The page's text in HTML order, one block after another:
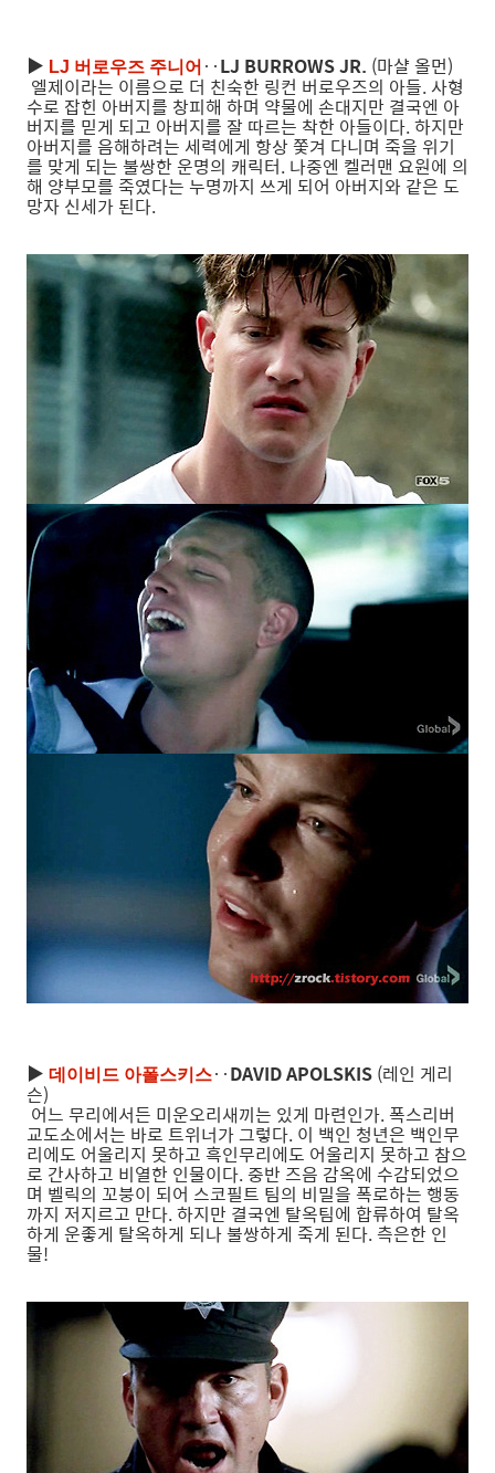
▶ LJ 버로우즈 주니어 ‥LJ BURROWS JR. (마샬 올먼)
엘제이라는 이름으로 더 친숙한 링컨 버로우즈의 아들. 사형
수로 잡힌 아버지를 창피해 하며 약물에 손대지만 결국엔 아
버지를 믿게 되고 아버지를 잘 따르는 착한 아들이다. 하지만
아버지를 음해하려는 세력에게 항상 쫓겨 다니며 죽을 위기
를 맞게 되는 불쌍한 운명의 캐릭터. 나중엔 켈러맨 요원에 의
해 양부모를 죽였다는 누명까지 쓰게 되어 아버지와 같은 도
망자 신세가 된다.
▶ 데이비드 아폴스키스‥DAVID APOLSKIS (레인 게리
슨)
어느 무리에서든 미운오리새끼는 있게 마련인가. 폭스리버
교도소에서는 바로 트위너가 그렇다. 이 백인 청년은 백인무
리에도 어울리지 못하고 흑인무리에도 어울리지 못하고 참으
로 간사하고 비열한 인물이다. 중반 즈음 감옥에 수감되었으
며 벨릭의 꼬붕이 되어 스코필트 팀의 비밀을 폭로하는 행동
까지 저지르고 만다. 하지만 결국엔 탈옥팀에 합류하여 탈옥
하게 운좋게 탈옥하게 되나 불쌍하게 죽게 된다. 측은한 인
물!